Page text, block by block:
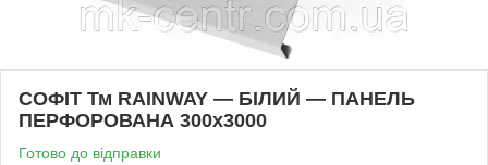
СОФІТ Тм RAINWAY — БІЛИЙ — ПАНЕЛЬ
ПЕРФОРОВАНА 300х3000
Готово до відправки